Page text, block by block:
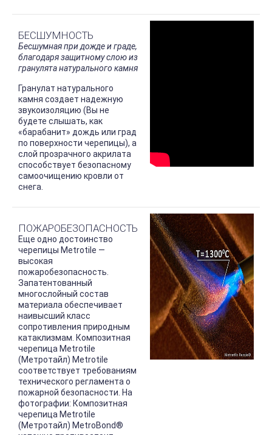
БЕСШУМНОСТЬ
Бесшумная при дожде и граде,
благодаря защитному слою из
гранулята натурального камня
Гранулат натурального
камня создает надежную
звукоизоляцию (Вы не
будете слышать, как
«барабанит» дождь или град
по поверхности черепицы), а
слой прозрачного акрилата
способствует безопасному
самоочищению кровли от
снега.
ПОЖАРОБЕЗОПАСНОСТЬ
Еще одно достоинство
черепицы Metrotile —
высокая
пожаробезопасность.
Запатентованный
многослойный состав
материала обеспечивает
наивысший класс
сопротивления природным
катаклизмам. Композитная
черепица Metrotile
(Метротайл) Metrotile
соответствует требованиям
технического регламента о
пожарной безопасности. На
фотографии: Композитная
черепица Metrotile
(Метротайл) MetroBond®